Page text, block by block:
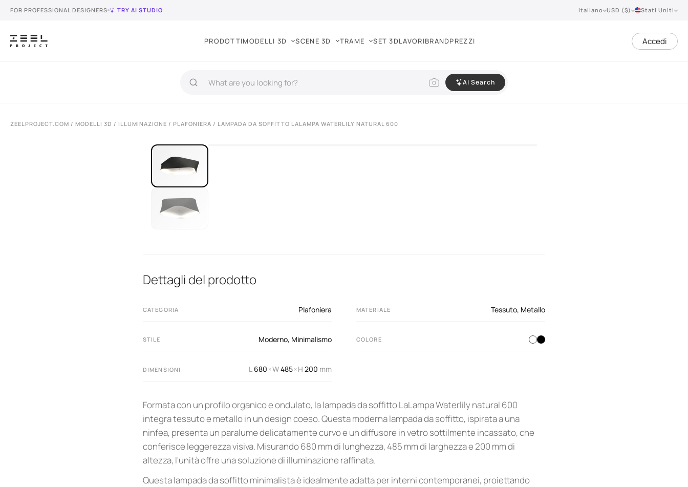
FOR PROFESSIONAL DESIGNERS TRY AI STUDIO Italiano USD ($) Stati Uniti
PRODOTTIMODELLI 3D SCENE 3D TRAME SET 3DLAVORIBRANDPREZZI Accedi
AI Search
ZEELPROJECT.COM / MODELLI 3D / ILLUMINAZIONE / PLAFONIERA / LAMPADA DA SOFFITTO LALAMPA WATERLILY NATURAL 600
Dettagli del prodotto
CATEGORIA Plafoniera MATERIALE Tessuto, Metallo
STILE Moderno, Minimalismo COLORE
DIMENSIONI L 680 ×W485×H 200 mm
Formata con un profilo organico e ondulato, la lampada da soffitto LaLampa Waterlily natural 600
integra tessuto e metallo in un design coeso. Questa moderna lampada da soffitto, ispirata a una
ninfea, presenta un paralume delicatamente curvo e un diffusore in vetro sottilmente incassato, che
conferisce leggerezza visiva. Misurando 680 mm di lunghezza, 485 mm di larghezza e 200 mm di
altezza, l'unità offre una soluzione di illuminazione raffinata.
Questa lampada da soffitto minimalista è idealmente adatta per interni contemporanei, proiettando